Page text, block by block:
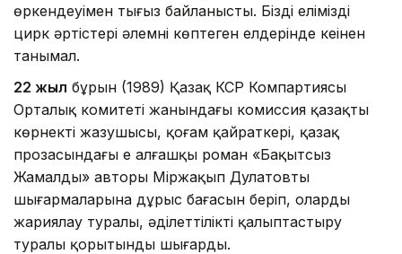
өркендеуімен тығыз байланысты. Біздің еліміздің
цирк әртістері әлемнің көптеген елдерінде кеңінен
танымал.
22 жыл бұрын (1989) Қазақ КСР Компартиясы
Орталық комитеті жанындағы комиссия қазақтың
көрнекті жазушысы, қоғам қайраткері, қазақ
прозасындағы ең алғашқы роман «Бақытсыз
Жамалдың» авторы Міржақып Дулатовтың
шығармаларына дұрыс бағасын беріп, оларды
жариялау туралы, әділеттілікті қалыптастыру
туралы қорытынды шығарды.